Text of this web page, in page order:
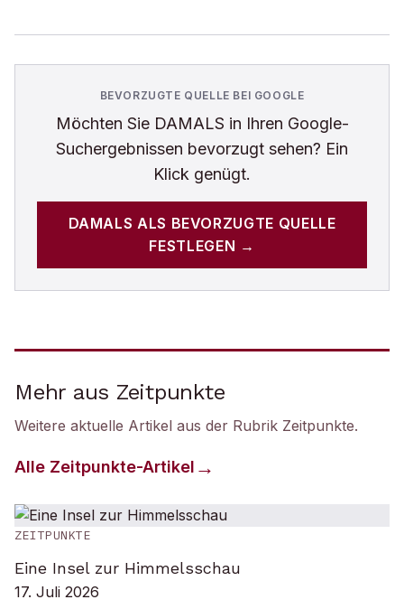
BEVORZUGTE QUELLE BEI GOOGLE
Möchten Sie DAMALS in Ihren Google-
Suchergebnissen bevorzugt sehen? Ein
Klick genügt.
DAMALS ALS BEVORZUGTE QUELLE
FESTLEGEN →
Mehr aus Zeitpunkte
Weitere aktuelle Artikel aus der Rubrik Zeitpunkte.
Alle Zeitpunkte-Artikel
ZEITPUNKTE
Eine Insel zur Himmelsschau
17. Juli 2026